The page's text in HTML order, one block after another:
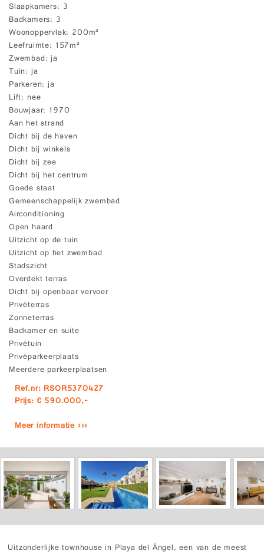
Slaapkamers 3
Badkamers 3
Woonoppervlak 200m²
Leefruimte 157m²
Zwembad ja
Tuin ja
Parkeren ja
Lift nee
Bouwjaar 1970
Aan het strand
Dicht bij de haven
Dicht bij winkels
Dicht bij zee
Dicht bij het centrum
Goede staat
Gemeenschappelijk zwembad
Airconditioning
Open haard
Uitzicht op de tuin
Uitzicht op het zwembad
Stadszicht
Overdekt terras
Dicht bij openbaar vervoer
Privéterras
Zonneterras
Badkamer en suite
Privétuin
Privéparkeerplaats
Meerdere parkeerplaatsen
Ref.nr: RSOR5370427
Prijs: € 590.000,-
Meer informatie ›››
Uitzonderlijke townhouse in Playa del Ángel, een van de meest